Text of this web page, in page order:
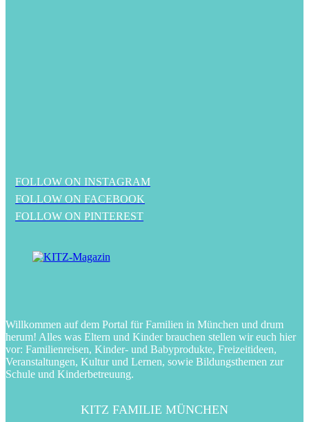
FOLLOW ON INSTAGRAM
FOLLOW ON FACEBOOK
FOLLOW ON PINTEREST
Willkommen auf dem Portal für Familien in München und drum
herum! Alles was Eltern und Kinder brauchen stellen wir euch hier
vor: Familienreisen, Kinder- und Babyprodukte, Freizeitideen,
Veranstaltungen, Kultur und Lernen, sowie Bildungsthemen zur
Schule und Kinderbetreuung.
KITZ FAMILIE MÜNCHEN